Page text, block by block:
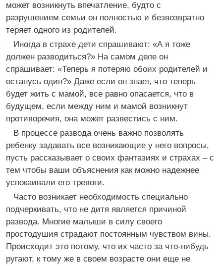
может возникнуть впечатление, будто с
разрушением семьи он полностью и безвозвратно
теряет одного из родителей.
Иногда в страхе дети спрашивают: «А я тоже
должен разводиться?» На самом деле он
спрашивает: «Теперь я потеряю обоих родителей и
останусь один?» Даже если он знает, что теперь
будет жить с мамой, все равно опасается, что в
будущем, если между ним и мамой возникнут
противоречия, она может развестись с ним.
В процессе развода очень важно позволять
ребенку задавать все возникающие у него вопросы,
пусть рассказывает о своих фантазиях и страхах – с
тем чтобы ваши объяснения как можно надежнее
успокаивали его тревоги.
Часто возникает необходимость специально
подчеркивать, что не дитя является причиной
развода. Многие малыши в силу своего
простодушия страдают постоянным чувством вины.
Происходит это потому, что их часто за что-нибудь
ругают, к тому же в своем возрасте они еще не